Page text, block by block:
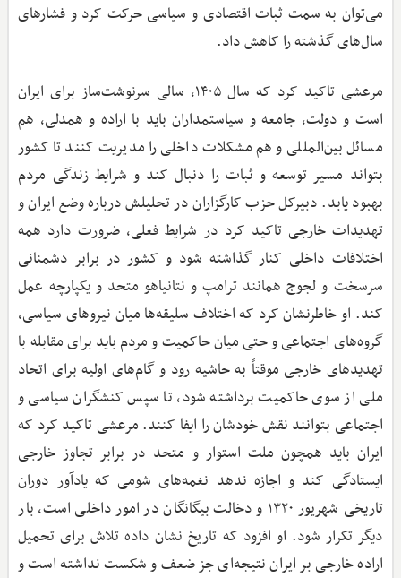
می‌توان به سمت ثبات اقتصادی و سیاسی حرکت کرد و فشارهای
سال‌های گذشته را کاهش داد.
مرعشی تاکید کرد که سال ۱۴۰۵، سالی سرنوشت‌ساز برای ایران
است و دولت، جامعه و سیاستمداران باید با اراده و همدلی، هم
مسائل بین‌المللی و هم مشکلات داخلی را مدیریت کنند تا کشور
بتواند مسیر توسعه و ثبات را دنبال کند و شرایط زندگی مردم
بهبود یابد. دبیرکل حزب کارگزاران در تحلیلش درباره وضع ایران و
تهدیدات خارجی تاکید کرد در شرایط فعلی، ضرورت دارد همه
اختلافات داخلی کنار گذاشته شود و کشور در برابر دشمنانی
سرسخت و لجوج همانند ترامپ و نتانیاهو متحد و یکپارچه عمل
کند. او خاطرنشان کرد که اختلاف سلیقه‌ها میان نیروهای سیاسی،
گروه‌های اجتماعی و حتی میان حاکمیت و مردم باید برای مقابله با
تهدیدهای خارجی موقتاً به حاشیه رود و گام‌های اولیه برای اتحاد
ملی از سوی حاکمیت برداشته شود، تا سپس کنشگران سیاسی و
اجتماعی بتوانند نقش خودشان را ایفا کنند. مرعشی تاکید کرد که
ایران باید همچون ملت استوار و متحد در برابر تجاوز خارجی
ایستادگی کند و اجازه ندهد نغمه‌های شومی که یادآور دوران
تاریخی شهریور ۱۳۲۰ و دخالت بیگانگان در امور داخلی است، بار
دیگر تکرار شود. او افزود که تاریخ نشان داده تلاش برای تحمیل
اراده خارجی بر ایران نتیجه‌ای جز ضعف و شکست نداشته است و